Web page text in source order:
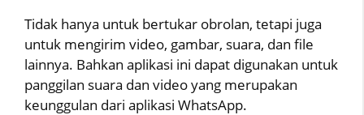
Tidak hanya untuk bertukar obrolan, tetapi juga
untuk mengirim video, gambar, suara, dan file
lainnya. Bahkan aplikasi ini dapat digunakan untuk
panggilan suara dan video yang merupakan
keunggulan dari aplikasi WhatsApp.